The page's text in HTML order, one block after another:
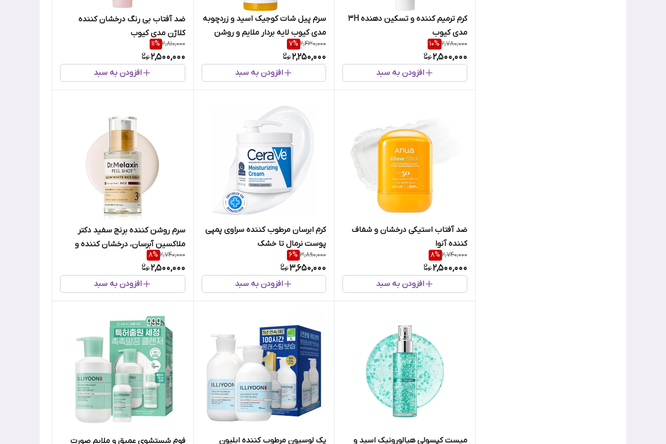
کرم ترمیم کننده و تسکین دهنده 3H
مدی کیوب
2,780,000
10%
2,500,000
افزودن به سبد
سرم پیل شات کوجیک اسید و زردچوبه
مدی کیوب لایه بردار ملایم و روشن
کننده قوی پوست
2,430,000
7%
2,250,000
افزودن به سبد
ضد آفتاب بی رنگ درخشان کننده
کلاژن مدی کیوب
2,810,000
11%
2,500,000
افزودن به سبد
ضد آفتاب استیکی درخشان و شفاف
کننده آنوا
2,740,000
8%
2,500,000
افزودن به سبد
کرم ابرسان مرطوب کننده سراوی پمپی
پوست نرمال تا خشک
3,890,000
6%
3,650,000
افزودن به سبد
سرم روشن کننده برنج سفید دکتر
ملاکسین آبرسان، درخشان کننده و
کنترل منافذ پوست
2,740,000
8%
2,500,000
افزودن به سبد
میست کپسولی هیالورونیک اسید و
پک لوسیون مرطوب کننده ایلیون
فوم شستشوی عمیق و ملایم صورت